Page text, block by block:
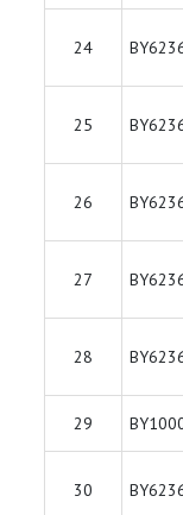
24
25
26
27
28
29
30